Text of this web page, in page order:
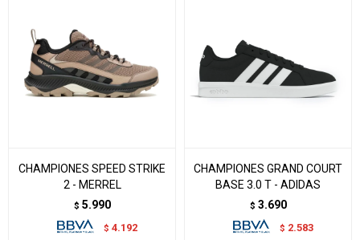
CHAMPIONES SPEED STRIKE
2 - MERREL
$ 5.990
$ 4.192
CHAMPIONES GRAND COURT
BASE 3.0 T - ADIDAS
$ 3.690
$ 2.583